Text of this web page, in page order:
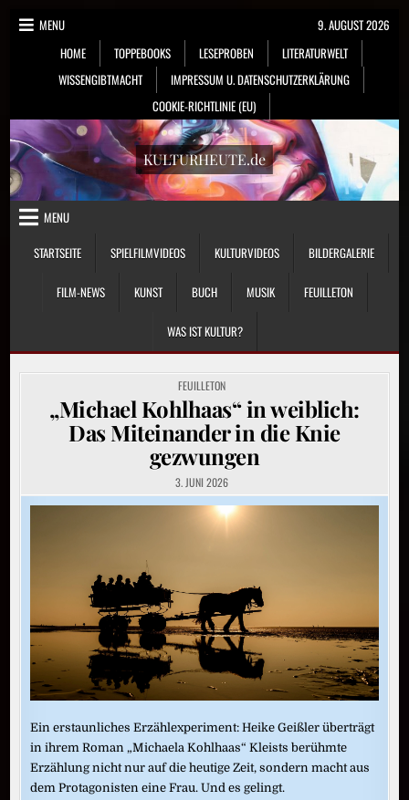
Skip
MENU
HOME
TOPPEBOOKS LESEPROBEN
LITERATURWELT
WISSENGIBTMACHT
IMPRESSUM U. DATENSCHUTZERKLÄRUNG
COOKIE-RICHTLINIE (EU)
9. AUGUST 2026
KULTURHEUTE.de
MENU
STARTSEITE
SPIELFILMVIDEOS KULTURVIDEOS BILDERGALERIE
FILM-NEWS KUNST BUCH MUSIK FEUILLETON
WAS IST KULTUR?
POSTED
IN
FEUILLETON
„Michael Kohlhaas“ in weiblich:
Das Miteinander in die Knie
gezwungen
3. JUNI 2026
Ein erstaunliches Erzählexperiment: Heike Geißler überträgt
in ihrem Roman „Michaela Kohlhaas“ Kleists berühmte
Erzählung nicht nur auf die heutige Zeit, sondern macht aus
dem Protagonisten eine Frau. Und es gelingt.